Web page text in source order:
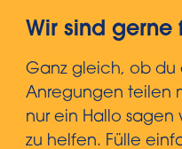
Wir sind gerne
Ganz gleich, ob du
Anregungen teilen
nur ein Hallo sagen
zu helfen. Fülle